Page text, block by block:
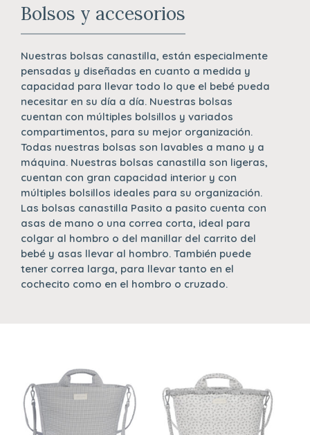
Bolsos y accesorios
Nuestras bolsas canastilla, están especialmente
pensadas y diseñadas en cuanto a medida y
capacidad para llevar todo lo que el bebé pueda
necesitar en su día a día. Nuestras bolsas
cuentan con múltiples bolsillos y variados
compartimentos, para su mejor organización.
Todas nuestras bolsas son lavables a mano y a
máquina. Nuestras bolsas canastilla son ligeras,
cuentan con gran capacidad interior y con
múltiples bolsillos ideales para su organización.
Las bolsas canastilla Pasito a pasito cuenta con
asas de mano o una correa corta, ideal para
colgar al hombro o del manillar del carrito del
bebé y asas llevar al hombro. También puede
tener correa larga, para llevar tanto en el
cochecito como en el hombro o cruzado.